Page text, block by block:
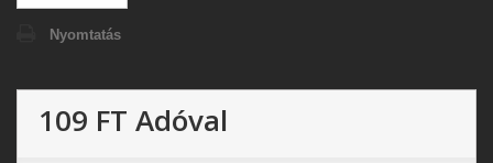
Nyomtatás
109 FT Adóval